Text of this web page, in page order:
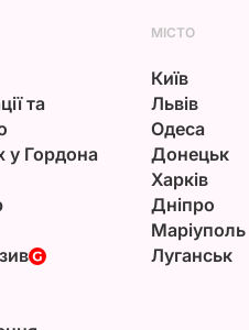
та
у Гордона
МІСТО
Київ
Львів
Одеса
Донецьк
Харків
Дніпро
Маріуполь
Луганськ